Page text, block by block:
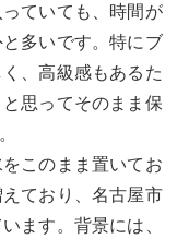
ていても、時間が
多いです。特にブ
、高級感もあるた
思ってそのまま保
このまま置いてお
ており、名古屋市
ます。背景には、